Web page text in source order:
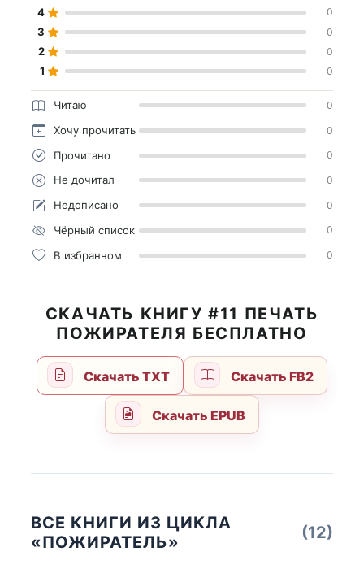
4 0
3 0
2 0
1 0
Читаю 0
Хочу прочитать 0
Прочитано 0
Не дочитал 0
Недописано 0
Чёрный список 0
В избранном 0
СКАЧАТЬ КНИГУ #11 ПЕЧАТЬ
ПОЖИРАТЕЛЯ БЕСПЛАТНО
Скачать TXT Скачать FB2
Скачать EPUB
ВСЕ КНИГИ ИЗ ЦИКЛА
«ПОЖИРАТЕЛЬ»
(12)